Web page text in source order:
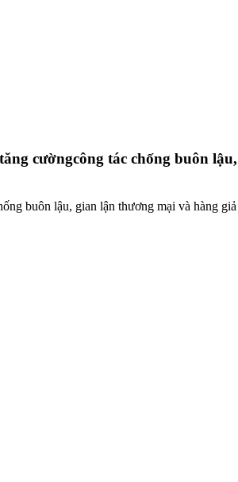
cườngcông tác chống buôn
buôn lậu, gian lận thương mại và hàng